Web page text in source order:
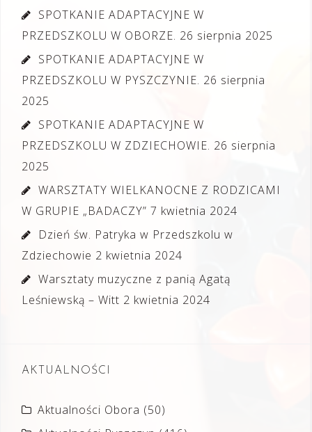
SPOTKANIE ADAPTACYJNE W
PRZEDSZKOLU W OBORZE. 26 sierpnia 2025
SPOTKANIE ADAPTACYJNE W
PRZEDSZKOLU W PYSZCZYNIE. 26 sierpnia
2025
SPOTKANIE ADAPTACYJNE W
PRZEDSZKOLU W ZDZIECHOWIE. 26 sierpnia
2025
WARSZTATY WIELKANOCNE Z RODZICAMI
W GRUPIE „BADACZY” 7 kwietnia 2024
Dzień św. Patryka w Przedszkolu w
Zdziechowie 2 kwietnia 2024
Warsztaty muzyczne z panią Agatą
Leśniewską – Witt 2 kwietnia 2024
AKTUALNOŚCI
Aktualności Obora (50)